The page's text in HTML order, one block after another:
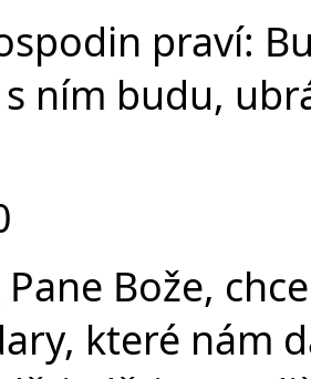
praví:
ním budu,
Pane Bože,
které nám